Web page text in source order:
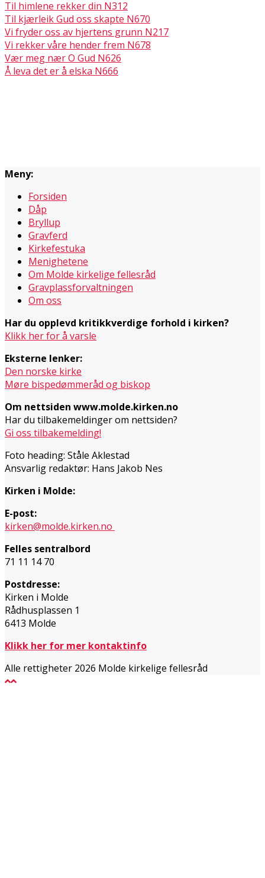
Til himlene rekker din N312
Til kjærleik Gud oss skapte N670
Vi fryder oss av hjertens grunn N217
Vi rekker våre hender frem N678
Vær meg nær O Gud N626
Å leva det er å elska N666
Meny:
Forsiden
Dåp
Bryllup
Gravferd
Kirkefestuka
Menighetene
Om Molde kirkelige fellesråd
Gravplassforvaltningen
Om oss
Har du opplevd kritikkverdige forhold i kirken?
Klikk her for å varsle
Eksterne lenker:
Den norske kirke
Møre bispedømmeråd og biskop
Om nettsiden www.molde.kirken.no
Har du tilbakemeldinger om nettsiden?
Gi oss tilbakemelding!
Foto heading: Ståle Aklestad
Ansvarlig redaktør: Hans Jakob Nes
Kirken i Molde:
E-post:
kirken@molde.kirken.no
Felles sentralbord
71 11 14 70
Postdresse:
Kirken i Molde
Rådhusplassen 1
6413 Molde
Klikk her for mer kontaktinfo
Alle rettigheter 2026 Molde kirkelige fellesråd